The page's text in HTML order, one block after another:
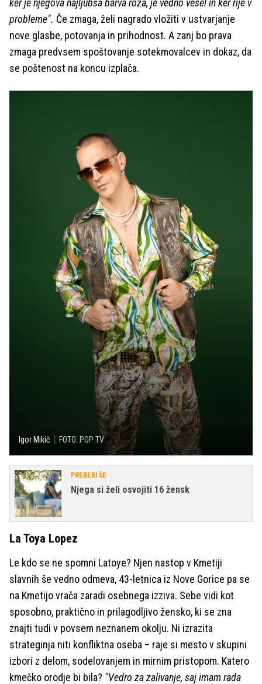
ker je njegova najljubša barva roza, je vedno vesel in ker rije v
probleme". Če zmaga, želi nagrado vložiti v ustvarjanje
nove glasbe, potovanja in prihodnost. A zanj bo prava
zmaga predvsem spoštovanje sotekmovalcev in dokaz, da
se poštenost na koncu izplača.
Igor Mikič FOTO: POP TV
PREBERI ŠE
Njega si želi osvojiti 16 žensk
La Toya Lopez
Le kdo se ne spomni Latoye? Njen nastop v Kmetiji
slavnih še vedno odmeva, 43-letnica iz Nove Gorice pa se
na Kmetijo vrača zaradi osebnega izziva. Sebe vidi kot
sposobno, praktično in prilagodljivo žensko, ki se zna
znajti tudi v povsem neznanem okolju. Ni izrazita
strateginja niti konfliktna oseba – raje si mesto v skupini
izbori z delom, sodelovanjem in mirnim pristopom. Katero
kmečko orodje bi bila? "Vedro za zalivanje, saj imam rada